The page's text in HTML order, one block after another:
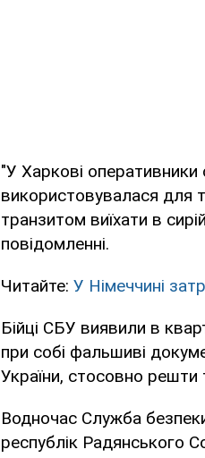
"У Харкові
використовувалася для
транзитом виїхати в
повідомленні.
Читайте: У Німеччині
Бійці СБУ виявили в
при собі фальшиві
України, стосовно решти
Водночас Служба
республік Радянського